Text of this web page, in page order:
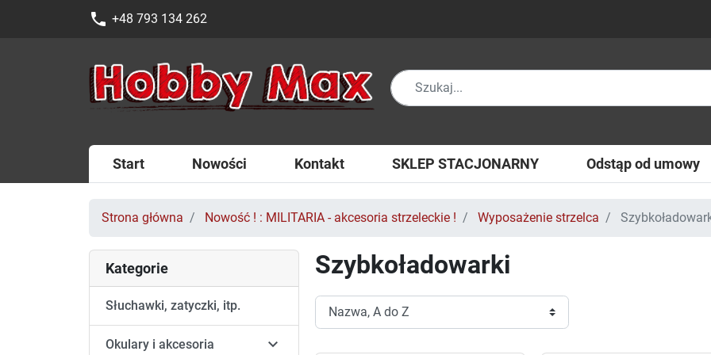
phone +48 793 134 262
Start Nowości Kontakt SKLEP STACJONARNY Odstąp od umowy
Strona główna Nowość ! : MILITARIA - akcesoria strzeleckie ! Wyposażenie strzelca
Kategorie
Słuchawki, zatyczki, itp.
Okulary i akcesoria 
Szybkoładowarki